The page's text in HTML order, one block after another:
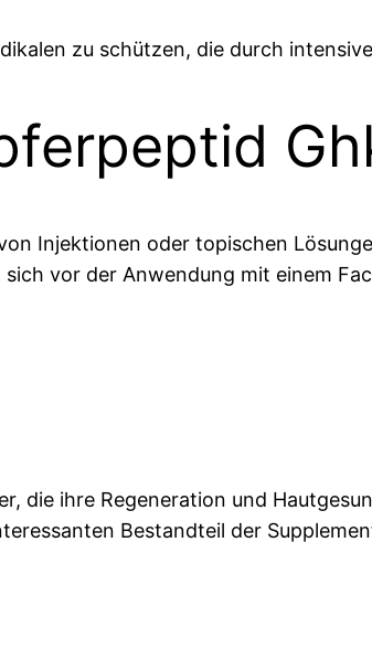
zu schützen, die durch
Injektionen oder topischen
vor der Anwendung mit einem
die ihre Regeneration und
Bestandteil der